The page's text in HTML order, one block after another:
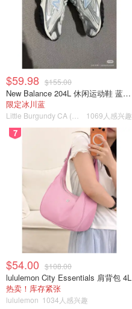
$59.98 $155.00
New Balance 204L 休闲运动鞋 蓝银色
限定冰川蓝
1069人感兴趣
7
$54.00 $108.00
lululemon City Essentials 肩背包 4L
热卖！库存紧张
lululemon 1034人感兴趣